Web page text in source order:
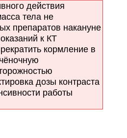
действия
тела не
препаратов накануне
к КТ
кормление в
дозы контраста
работы